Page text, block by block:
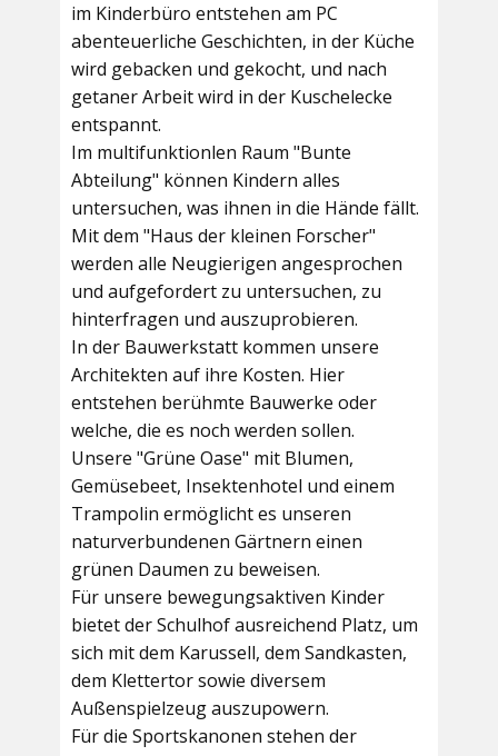
im Kinderbüro entstehen am PC
abenteuerliche Geschichten, in der Küche
wird gebacken und gekocht, und nach
getaner Arbeit wird in der Kuschelecke
entspannt.
Im multifunktionlen Raum "Bunte
Abteilung" können Kindern alles
untersuchen, was ihnen in die Hände fällt.
Mit dem "Haus der kleinen Forscher"
werden alle Neugierigen angesprochen
und aufgefordert zu untersuchen, zu
hinterfragen und auszuprobieren.
In der Bauwerkstatt kommen unsere
Architekten auf ihre Kosten. Hier
entstehen berühmte Bauwerke oder
welche, die es noch werden sollen.
Unsere "Grüne Oase" mit Blumen,
Gemüsebeet, Insektenhotel und einem
Trampolin ermöglicht es unseren
naturverbundenen Gärtnern einen
grünen Daumen zu beweisen.
Für unsere bewegungsaktiven Kinder
bietet derSchulhofausreichend Platz, um
sich mit dem Karussell, dem Sandkasten,
dem Klettertor sowie diversem
Außenspielzeug auszupowern.
Für die Sportskanonen stehen der